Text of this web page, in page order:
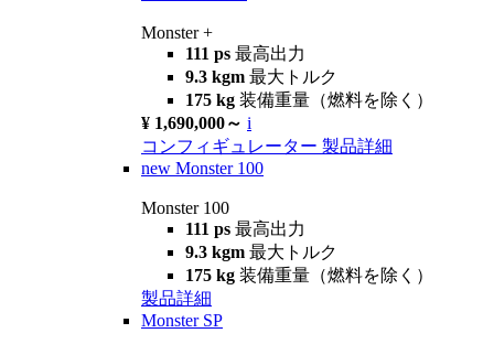
Monster +
111 ps 最高出力
9.3 kgm 最大トルク
175 kg 装備重量（燃料を除く）
¥ 1,690,000～ i
コンフィギュレーター 製品詳細
new Monster 100
Monster 100
111 ps 最高出力
9.3 kgm 最大トルク
175 kg 装備重量（燃料を除く）
製品詳細
Monster SP